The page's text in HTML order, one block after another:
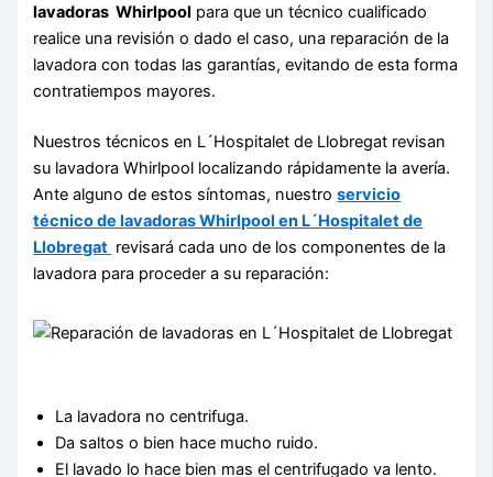
lavadoras Whirlpool para que un técnico cualificado
realice una revisión o dado el caso, una reparación de la
lavadora con todas las garantías, evitando de esta forma
contratiempos mayores.
Nuestros técnicos en L´Hospitalet de Llobregat revisan
su lavadora Whirlpool localizando rápidamente la avería.
Ante alguno de estos síntomas, nuestroservicio
técnico de lavadoras Whirlpool en L´Hospitalet de
Llobregat revisará cada uno de los componentes de la
lavadora para proceder a su reparación:
La lavadora no centrifuga.
Da saltos o bien hace mucho ruido.
El lavado lo hace bien mas el centrifugado va lento.